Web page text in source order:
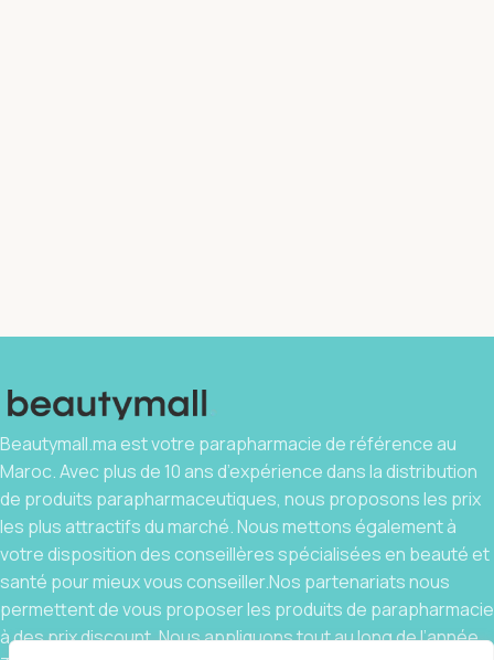
Beautymall.ma est votre parapharmacie de référence au
Maroc. Avec plus de 10 ans d’expérience dans la distribution
de produits parapharmaceutiques, nous proposons les prix
les plus attractifs du marché. Nous mettons également à
votre disposition des conseillères spécialisées en beauté et
santé pour mieux vous conseiller.Nos partenariats nous
permettent de vous proposer les produits de parapharmacie
à des prix discount. Nous appliquons tout au long de l’année